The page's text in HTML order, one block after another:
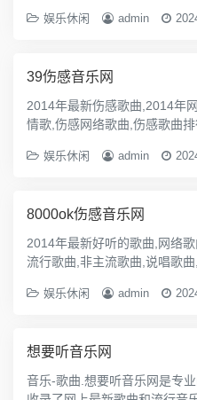
娱乐休闲 admin
39伤感音乐网
2014年最新伤感歌曲,2014年
情歌,伤感网络歌曲,伤感歌曲
娱乐休闲 admin
8000ok伤感音乐网
2014年最新好听的歌曲,网络
流行歌曲,非主流歌曲,说唱歌
娱乐休闲 admin
想要听音乐网
音乐-歌曲.想要听音乐网是专